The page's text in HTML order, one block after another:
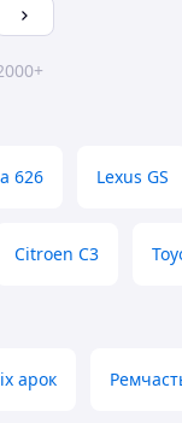
626 Lexus GS
Citroen C3
арок